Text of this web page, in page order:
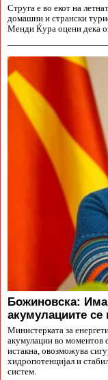
Струга е во екот на
домашни и странски
Менди Ќура оцени дека
Божиновска:
акумулациите се
Министерката за
акумулации во моментов
истакна, овозможува
хидропотенцијал и
систем.